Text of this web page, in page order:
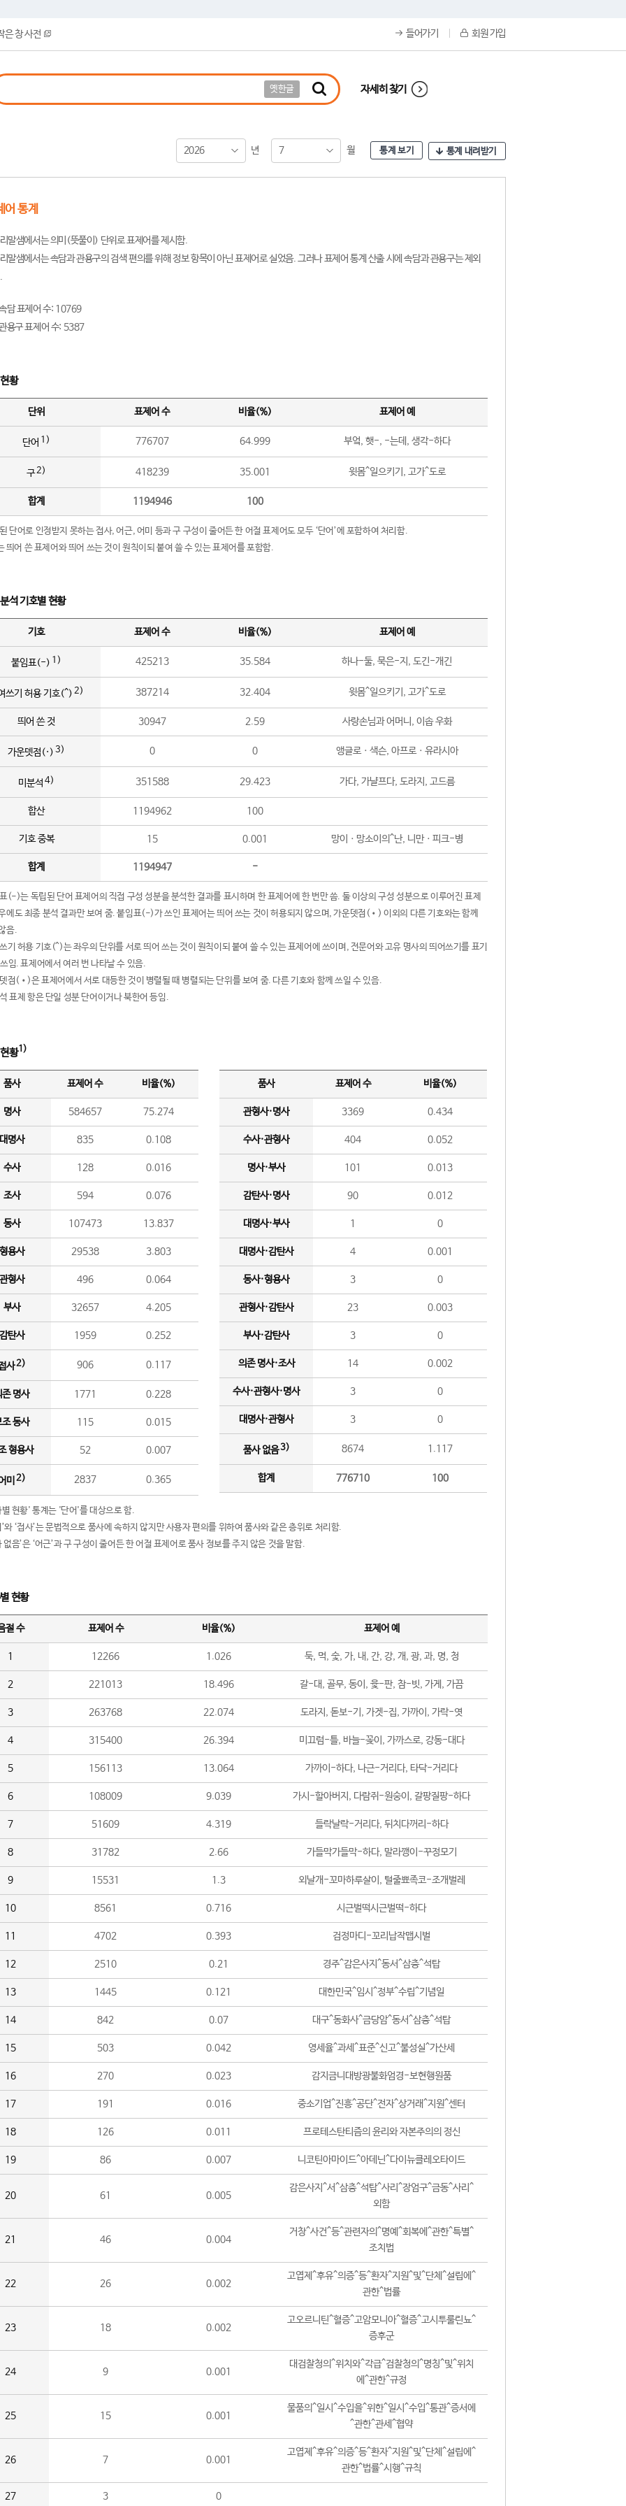
은 창 사전 들어가기 회원 가입
옛한글 자세히 찾기
2026 년 7 월 통계 보기 통계 내려받기
어 통계
말샘에서는 의미(뜻풀이) 단위로 표제어를 제시함.
말샘에서는 속담과 관용구의 검색 편의를 위해 정보 항목이 아닌 표제어로 실었음. 그러나 표제어 통계 산출 시에 속담과 관용구는 제외
담 표제어 수: 10769
용구 표제어 수: 5387
황
단위 표제어 수 비율(%) 표제어 예
단어 1) 776707 64.999 부엌, 햇-, -는데, 생각-하다
구2) 418239 35.001 윗몸^일으키기, 고가^도로
합계 1194946 100
단어로 인정받지 못하는 접사, 어근, 어미 등과 구 구성이 줄어든 한 어절 표제어도 모두 ‘단어’에 포함하여 처리함.
띄어 쓴 표제어와 띄어 쓰는 것이 원칙이되 붙여 쓸 수 있는 표제어를 포함함.
석 기호별 현황
기호 표제어 수 비율(%) 표제어 예
붙임표(-) 1) 425213 35.584 하나-둘, 묵은-지, 도긴-개긴
쓰기 허용 기호(^) 2) 387214 32.404 윗몸^일으키기, 고가^도로
띄어 쓴 것 30947 2.59 사랑손님과 어머니, 이솝 우화
가운뎃점(·) 3) 0 0 앵글로ㆍ색슨, 아프로ㆍ유라시아
미분석 4) 351588 29.423 가다, 가냘프다, 도라지, 고드름
합산 1194962 100
기호 중복 15 0.001 망이ㆍ망소이의^난, 니만ㆍ피크-병
합계 1194947 -
(-)는 독립된 단어 표제어의 직접 구성 성분을 분석한 결과를 표시하며 한 표제어에 한 번만 씀. 둘 이상의 구성 성분으로 이루어진 표제
에도 최종 분석 결과만 보여 줌. 붙임표(-)가 쓰인 표제어는 띄어 쓰는 것이 허용되지 않으며, 가운뎃점(•) 이외의 다른 기호와는 함께
음.
기 허용 기호(^)는 좌우의 단위를 서로 띄어 쓰는 것이 원칙이되 붙여 쓸 수 있는 표제어에 쓰이며, 전문어와 고유 명사의 띄어쓰기를 표기
임. 표제어에서 여러 번 나타날 수 있음.
점(•)은 표제어에서 서로 대등한 것이 병렬될 때 병렬되는 단위를 보여 줌. 다른 기호와 함께 쓰일 수 있음.
표제 항은 단일 성분 단어이거나 북한어 등임.
황1)
품사 표제어 수 비율(%)
명사 584657 75.274
명사 835 0.108
수사 128 0.016
조사 594 0.076
동사 107473 13.837
용사 29538 3.803
형사 496 0.064
부사 32657 4.205
탄사 1959 0.252
사2) 906 0.117
존 명사 1771 0.228
조 동사 115 0.015
형용사 52 0.007
미 2) 2837 0.365
품사 표제어 수 비율(%)
관형사·명사 3369 0.434
수사·관형사 404 0.052
명사·부사 101 0.013
감탄사·명사 90 0.012
대명사·부사 1 0
대명사·감탄사 4 0.001
동사·형용사 3 0
관형사·감탄사 23 0.003
부사·감탄사 3 0
의존 명사·조사 14 0.002
수사·관형사·명사 3 0
대명사·관형사 3 0
품사 없음3) 8674 1.117
합계 776710 100
현황' 통계는 '단어'를 대상으로 함.
와 ‘접사’는 문법적으로 품사에 속하지 않지만 사용자 편의를 위하여 품사와 같은 층위로 처리함.
없음’은 ‘어근’과 구 구성이 줄어든 한 어절 표제어로 품사 정보를 주지 않은 것을 말함.
현황
절 수 표제어 수 비율(%) 표제어 예
1 12266 1.026 둑, 먹, 숯, 가, 내, 간, 강, 개, 광, 과, 명, 청
2 221013 18.496 갈-대, 골무, 동이, 윷-판, 참-빗, 가게, 가끔
3 263768 22.074 도라지, 돋보-기, 가겟-집, 가까이, 가락-엿
4 315400 26.394 미끄럼-틀, 바늘-꽂이, 가까스로, 강동-대다
5 156113 13.064 가까이-하다, 나근-거리다, 타닥-거리다
6 108009 9.039 가시-할아버지, 다람쥐-원숭이, 갈팡질팡-하다
7 51609 4.319 들락날락-거리다, 뒤치다꺼리-하다
8 31782 2.66 가들막가들막-하다, 말라깽이-꾸정모기
9 15531 1.3 외날개-꼬마하루살이, 털줄뾰족코-조개벌레
10 8561 0.716 시근벌떡시근벌떡-하다
11 4702 0.393 검정마디-꼬리납작맵시벌
12 2510 0.21 경주^감은사지^동서^삼층^석탑
13 1445 0.121 대한민국^임시^정부^수립^기념일
14 842 0.07 대구^동화사^금당암^동서^삼층^석탑
15 503 0.042 영세율^과세^표준^신고^불성실^가산세
16 270 0.023 감지금니대방광불화엄경-보현행원품
17 191 0.016 중소기업^진흥^공단^전자^상거래^지원^센터
18 126 0.011 프로테스탄티즘의 윤리와 자본주의의 정신
19 86 0.007 니코틴아마이드^아데닌^다이뉴클레오타이드
20 61 0.005
감은사지^서^삼층^석탑^사리^장엄구^금동^사리^
외함
21 46 0.004
거창^사건^등^관련자의^명예^회복에^관한^특별^
조치법
22 26 0.002
고엽제^후유^의증^등^환자^지원^및^단체^설립에^
관한^법률
23 18 0.002
고오르니틴^혈증^고암모니아^혈증^고시투룰린뇨^
증후군
24 9 0.001
대검찰청의^위치와^각급^검찰청의^명칭^및^위치
에^관한^규정
25 15 0.001
물품의^일시^수입을^위한^일시^수입^통관^증서에
^관한^관세^협약
26 7 0.001
고엽제^후유^의증^등^환자^지원^및^단체^설립에^
관한^법률^시행^규칙
27 3 0